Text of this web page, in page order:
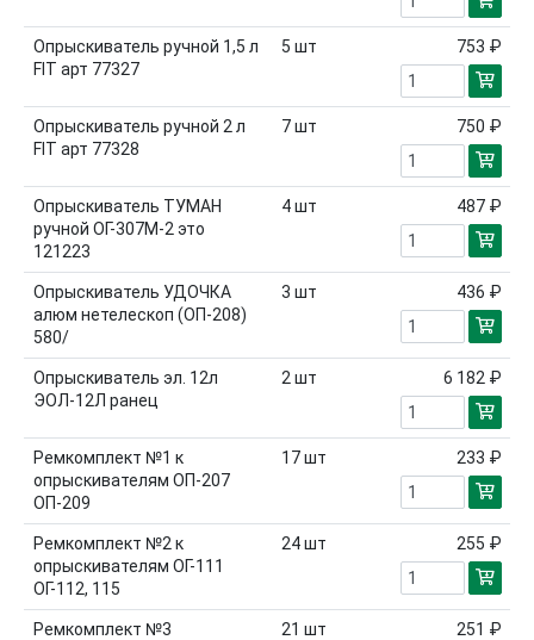
Опрыскиватель ручной 1,5 л
FIT арт 77327
5 шт 753 ₽
Опрыскиватель ручной 2 л
FIT арт 77328
7шт 750 ₽
Опрыскиватель ТУМАН
ручной ОГ-307М-2 это
121223
4шт 487 ₽
Опрыскиватель УДОЧКА
алюм нетелескоп (ОП-208)
580/
3 шт 436 ₽
Опрыскиватель эл. 12л
ЭОЛ-12Л ранец
2 шт 6 182 ₽
Ремкомплект №1 к
опрыскивателям ОП-207
ОП-209
17шт 233 ₽
Ремкомплект №2 к
опрыскивателям ОГ-111
ОГ-112, 115
24шт 255 ₽
Ремкомплект №3
21 шт 251 ₽